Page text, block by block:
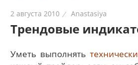
рынках:
стратегии,
новости…
2 августа 2010 Anastasiya
Трендовые
Уметь выполнять